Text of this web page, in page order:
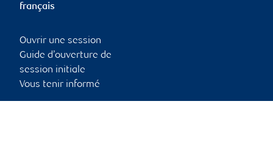
français
Ouvrir une session
Guide d’ouverture de
session initiale
Vous tenir informé